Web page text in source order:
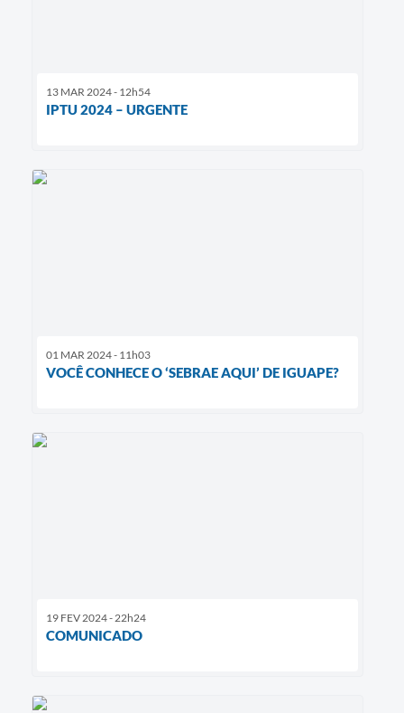
13 MAR 2024 - 12h54
IPTU 2024 – URGENTE
01 MAR 2024 - 11h03
VOCÊ CONHECE O ‘SEBRAE AQUI’ DE IGUAPE?
19 FEV 2024 - 22h24
COMUNICADO